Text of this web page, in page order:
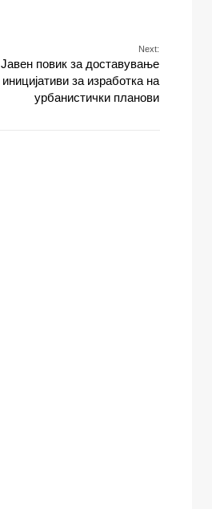
Next:
Јавен повик за доставување
иницијативи за изработка на
урбанистички планови